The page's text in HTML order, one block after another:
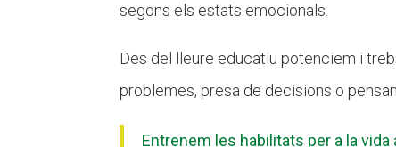
segons els estats emocionals.
Des del lleure educatiu potenciem i
problemes, presa de decisions o
Entrenem les habilitats per a la